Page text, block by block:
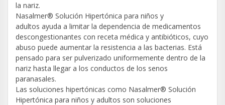
la nariz.
Nasalmer® Solución Hipertónica para niños y
adultos ayuda a limitar la dependencia de medicamentos
descongestionantes con receta médica y antibióticos, cuyo
abuso puede aumentar la resistencia a las bacterias. Está
pensado para ser pulverizado uniformemente dentro de la
nariz hasta llegar a los conductos de los senos
paranasales.
Las soluciones hipertónicas como Nasalmer® Solución
Hipertónica para niños y adultos son soluciones